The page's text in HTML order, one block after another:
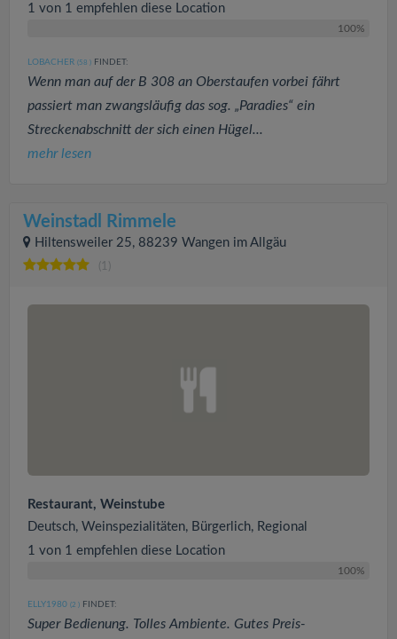
1 von 1 empfehlen diese Location
100%
LOBACHER (58 ) FINDET:
Wenn man auf der B 308 an Oberstaufen vorbei fährt
passiert man zwangsläufig das sog. „Paradies“ ein
Streckenabschnitt der sich einen Hügel...
mehr lesen
Weinstadl Rimmele
Hiltensweiler 25, 88239 Wangen im Allgäu
(1)
Restaurant, Weinstube
Deutsch, Weinspezialitäten, Bürgerlich, Regional
1 von 1 empfehlen diese Location
100%
ELLY1980 (2 ) FINDET:
Super Bedienung. Tolles Ambiente. Gutes Preis-